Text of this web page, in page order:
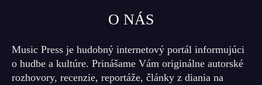
O NÁS
Music Press je hudobný internetový portál informujúci
o hudbe a kultúre. Prinášame Vám originálne autorské
rozhovory, recenzie, reportáže, články z diania na